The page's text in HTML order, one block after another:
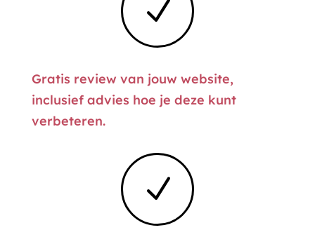
N
Gratis review van jouw website,
inclusief advies hoe je deze kunt
verbeteren.
N